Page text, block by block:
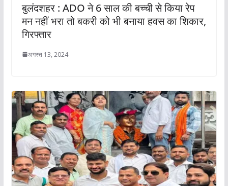
बुलंदशहर : ADO ने 6 साल की बच्ची से किया रेप
मन नहीं भरा तो बकरी को भी बनाया हवस का शिकार,
गिरफ्तार
अगस्त 13, 2024